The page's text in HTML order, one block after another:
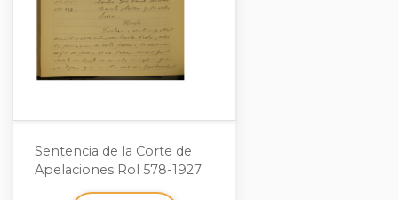
Sentencia de la Corte de
Apelaciones Rol 578-1927